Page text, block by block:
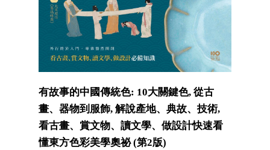
有故事的中國傳統色: 10大關鍵色, 從古
畫、器物到服飾, 解說產地、典故、技術,
看古畫、賞文物、讀文學、做設計快速看
懂東方色彩美學奧祕 (第2版)